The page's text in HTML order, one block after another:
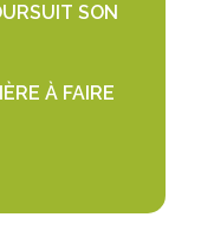
SON
À FAIRE